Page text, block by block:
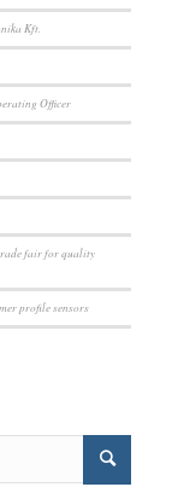
Kft.
Officer
fair for quality
profile sensors